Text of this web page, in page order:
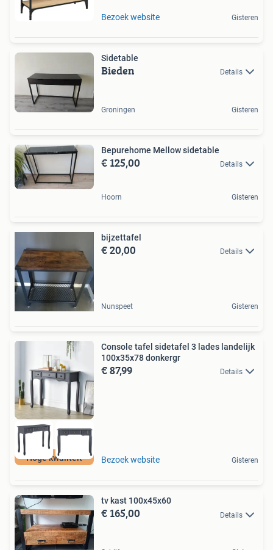
Bezoek website Gisteren
Sidetable
Bieden Details
Groningen Gisteren
Bepurehome Mellow sidetable
€ 125,00 Details
Hoorn Gisteren
bijzettafel
€ 20,00 Details
Nunspeet Gisteren
Hoge kwaliteit
Console tafel sidetafel 3 lades landelijk
100x35x78 donkergr
€ 87,99 Details
Bezoek website Gisteren
tv kast 100x45x60
€ 165,00 Details